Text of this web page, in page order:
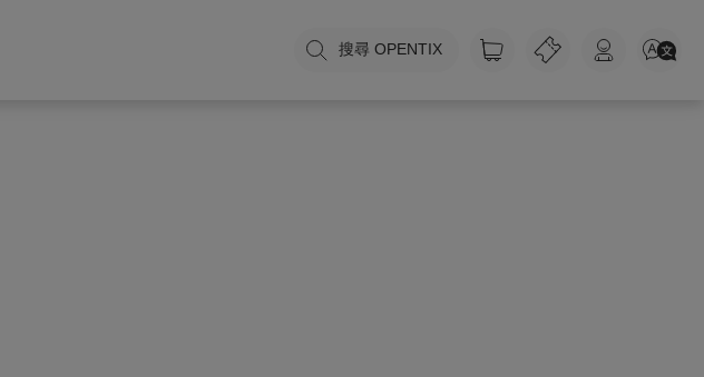
搜尋 OPENTIX